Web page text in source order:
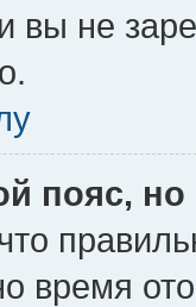
вы не
пояс,
время